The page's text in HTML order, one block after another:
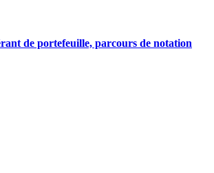
de portefeuille, parcours de notation